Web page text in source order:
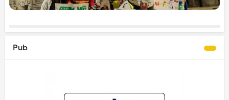
Pub